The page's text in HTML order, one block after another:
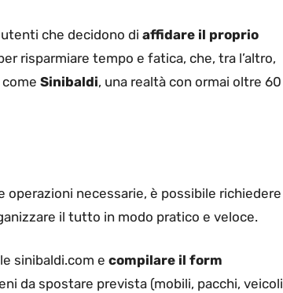
che decidono di affidare il proprio
risparmiare tempo e fatica, che, tra l’altro,
Sinibaldi, una realtà con ormai oltre 60
operazioni necessarie, è possibile richiedere
il tutto in modo pratico e veloce.
sinibaldi.com e compilare il form
da spostare prevista (mobili, pacchi, veicoli